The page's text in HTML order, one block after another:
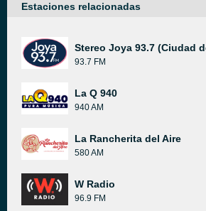
Estaciones relacionadas
Stereo Joya 93.7 (Ciudad
93.7 FM
La Q 940
940 AM
La Rancherita del Aire
580 AM
W Radio
96.9 FM